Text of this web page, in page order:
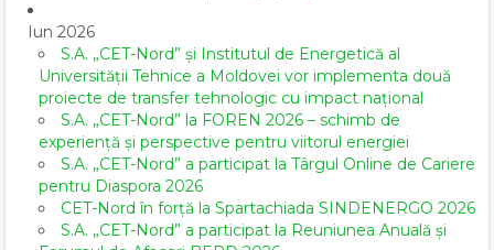
Iun 2026
S.A. „CET-Nord” și Institutul de Energetică al
Universității Tehnice a Moldovei vor implementa două
proiecte de transfer tehnologic cu impact național
S.A. „CET-Nord” la FOREN 2026 – schimb de
experiență și perspective pentru viitorul energiei
S.A. „CET-Nord” a participat la Târgul Online de Cariere
pentru Diaspora 2026
CET-Nord în forță la Spartachiada SINDENERGO 2026
S.A. „CET-Nord” a participat la Reuniunea Anuală și